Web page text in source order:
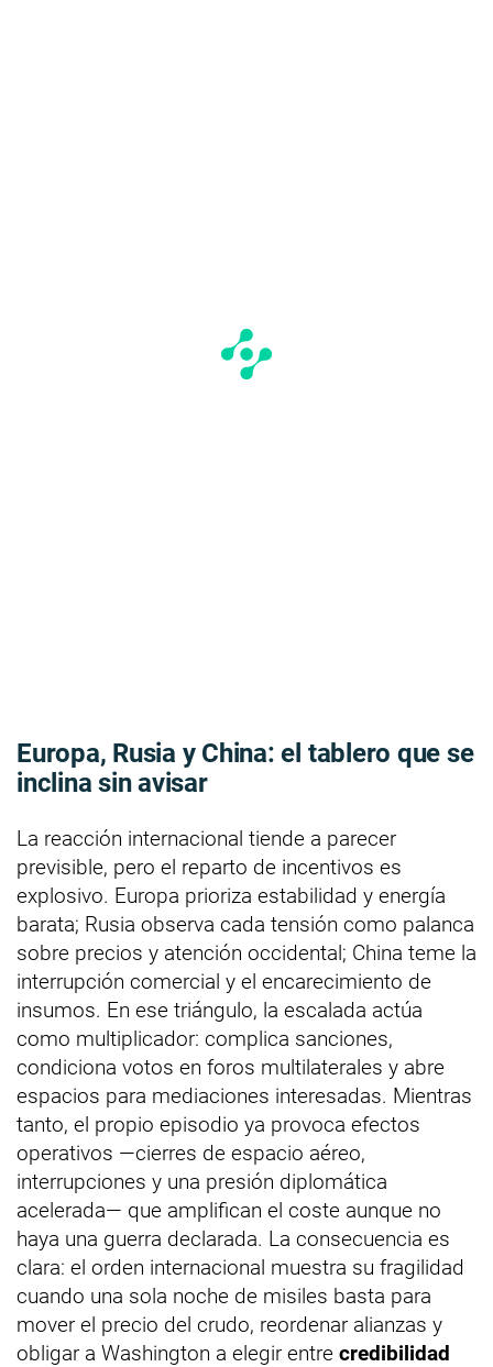
Europa, Rusia y China: el tablero que se
inclina sin avisar
La reacción internacional tiende a parecer
previsible, pero el reparto de incentivos es
explosivo. Europa prioriza estabilidad y energía
barata; Rusia observa cada tensión como palanca
sobre precios y atención occidental; China teme la
interrupción comercial y el encarecimiento de
insumos. En ese triángulo, la escalada actúa
como multiplicador: complica sanciones,
condiciona votos en foros multilaterales y abre
espacios para mediaciones interesadas. Mientras
tanto, el propio episodio ya provoca efectos
operativos —cierres de espacio aéreo,
interrupciones y una presión diplomática
acelerada— que amplifican el coste aunque no
haya una guerra declarada. La consecuencia es
clara: el orden internacional muestra su fragilidad
cuando una sola noche de misiles basta para
mover el precio del crudo, reordenar alianzas y
obligar a Washington a elegir entre credibilidad